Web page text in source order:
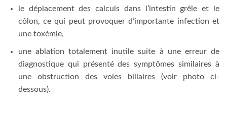
le déplacement des calculs dans l’intestin grêle et le
côlon, ce qui peut provoquer d’importante infection et
une toxémie,
une ablation totalement inutile suite à une erreur de
diagnostique qui présenté des symptômes similaires à
une obstruction des voies biliaires (voir photo ci-
dessous).